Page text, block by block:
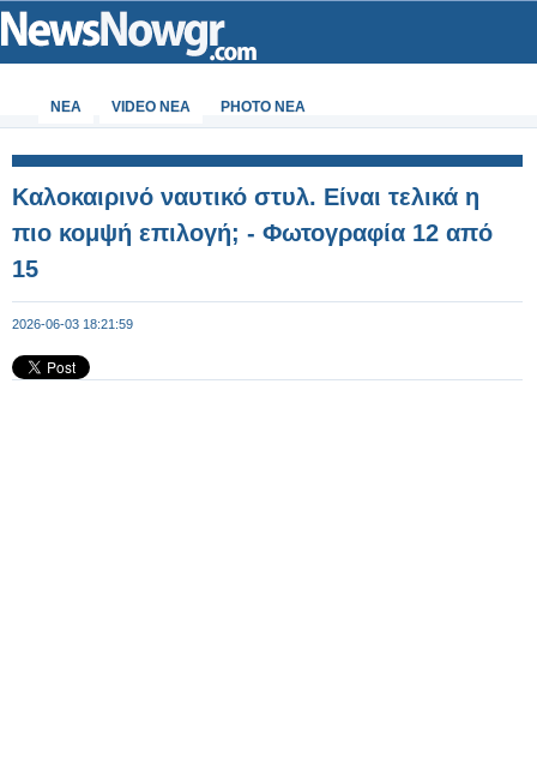
ΝΕΑ VIDEO NEA PHOTO NEA
Καλοκαιρινό ναυτικό στυλ. Είναι τελικά η
πιο κομψή επιλογή; - Φωτογραφία 12 από
15
2026-06-03 18:21:59